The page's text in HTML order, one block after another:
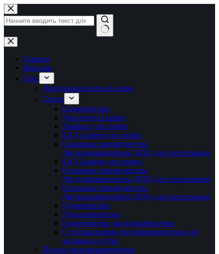
Перейти
к
сути
Ничего
не
найденоГлавная
Магазин
Блог
Дигидрокверцетин Leafens
Спорт
Единоборства
Для спорта Leafens
Леафенс для спорта
БАД Leafens для спорта
Основные преимущества
Дигидрокверцетина (ДГК) для спортсменов
БАД Leafens для спорта
Основные преимущества
Дигидрокверцетина (ДГК) для спортсменов
Основные преимущества
Дигидрокверцетина (ДГК) для спортсменов
Единоборства
Для альпинистов
Единоборства дигидрокверцетин
Суточная норма дигидрокверцетина для
человека в сутки
Польза дигидрокверцетина